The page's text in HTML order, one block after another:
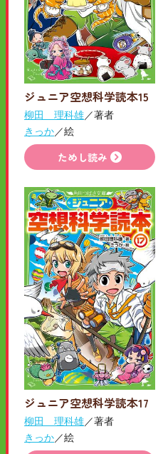
ジュニア空想科学読本15
柳田 理科雄／著者
きっか／絵
ためし読み
ジュニア空想科学読本17
柳田 理科雄／著者
きっか／絵